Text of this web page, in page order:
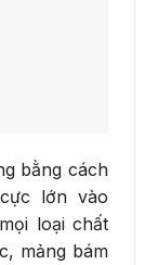
bằng cách
lớn vào
loại chất
mảng bám